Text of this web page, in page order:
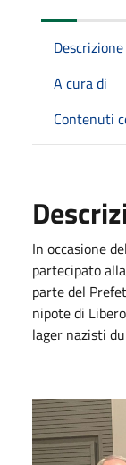
Descrizione
A cura di
Contenuti
In occasione
partecipato
parte del
nipote di
lager nazisti